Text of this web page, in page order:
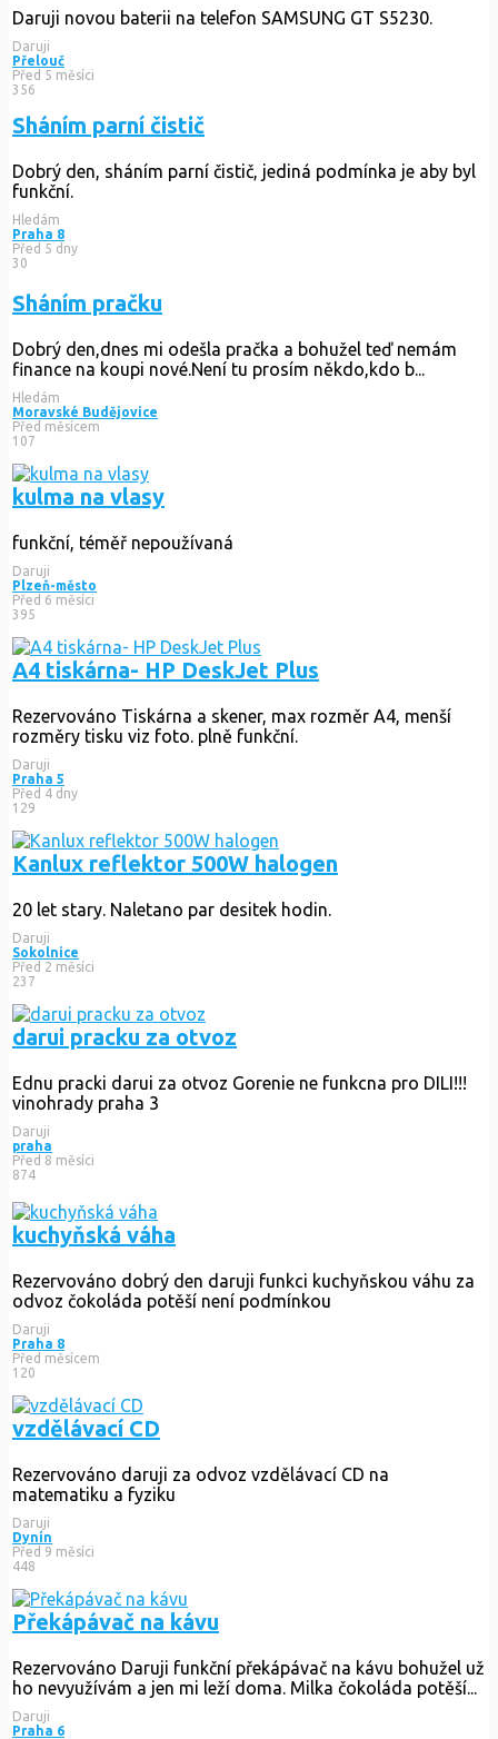
Daruji novou baterii na telefon SAMSUNG GT S5230.
Daruji
Přelouč
Před 5 měsíci
356
Sháním parní čistič
Dobrý den, sháním parní čistič, jediná podmínka je aby byl
funkční.
Hledám
Praha 8
Před 5 dny
30
Sháním pračku
Dobrý den,dnes mi odešla pračka a bohužel teď nemám
finance na koupi nové.Není tu prosím někdo,kdo b...
Hledám
Moravské Budějovice
Před měsícem
107
kulma na vlasy
funkční, téměř nepoužívaná
Daruji
Plzeň-město
Před 6 měsíci
395
A4 tiskárna- HP DeskJet Plus
Rezervováno Tiskárna a skener, max rozměr A4, menší
rozměry tisku viz foto. plně funkční.
Daruji
Praha 5
Před 4 dny
129
Kanlux reflektor 500W halogen
20 let stary. Naletano par desitek hodin.
Daruji
Sokolnice
Před 2 měsíci
237
darui pracku za otvoz
Ednu pracki darui za otvoz Gorenie ne funkcna pro DILI!!!
vinohrady praha 3
Daruji
praha
Před 8 měsíci
874
kuchyňská váha
Rezervováno dobrý den daruji funkci kuchyňskou váhu za
odvoz čokoláda potěší není podmínkou
Daruji
Praha 8
Před měsícem
120
vzdělávací CD
Rezervováno daruji za odvoz vzdělávací CD na
matematiku a fyziku
Daruji
Dynín
Před 9 měsíci
448
Překápávač na kávu
Rezervováno Daruji funkční překápávač na kávu bohužel už
ho nevyužívám a jen mi leží doma. Milka čokoláda potěší...
Daruji
Praha 6